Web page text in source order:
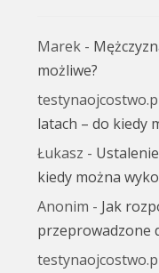
Marek -
możliwe?
latach – do kiedy
Łukasz -
kiedy można
Anonim - Jak
przeprowadzone